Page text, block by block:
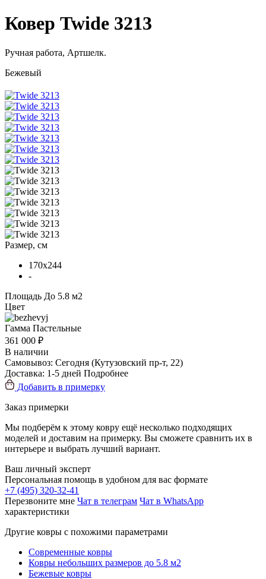
Ковер Twide 3213
Ручная работа, Артшелк.
Бежевый
Размер, см
170x244
-
Площадь До 5.8 м2
Цвет
Гамма Пастельные
361 000 ₽
В наличии
Самовывоз: Сегодня (Кутузовский пр-т, 22)
Доставка: 1-5 дней Подробнее
Добавить в примерку
Заказ примерки
Мы подберём к этому ковру ещё несколько подходящих
моделей и доставим на примерку. Вы сможете сравнить их в
интерьере и выбрать лучший вариант.
Ваш личный эксперт
Персональная помощь в удобном для вас формате
+7 (495) 320-32-41
Перезвоните мне Чат в телеграм Чат в WhatsApp
характеристики
Другие ковры с похожими параметрами
Современные ковры
Ковры небольших размеров до 5.8 м2
Бежевые ковры